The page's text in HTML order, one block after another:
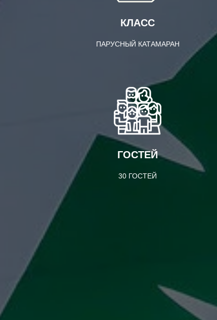
КЛАСС
ПАРУСНЫЙ КАТАМАРАН
ГОСТЕЙ
30 ГОСТЕЙ